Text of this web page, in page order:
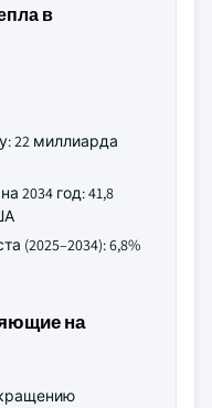
в
22 миллиарда
2034 год: 41,8
(2025–2034): 6,8%
на